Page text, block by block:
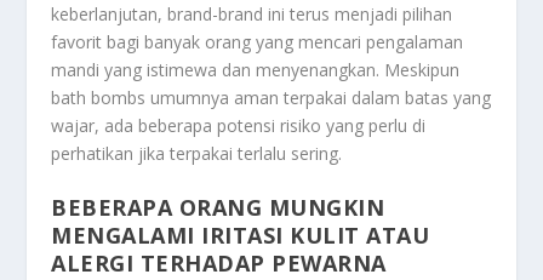
keberlanjutan, brand-brand ini terus menjadi pilihan
favorit bagi banyak orang yang mencari pengalaman
mandi yang istimewa dan menyenangkan. Meskipun
bath bombs umumnya aman terpakai dalam batas yang
wajar, ada beberapa potensi risiko yang perlu di
perhatikan jika terpakai terlalu sering.
BEBERAPA ORANG MUNGKIN
MENGALAMI IRITASI KULIT ATAU
ALERGI TERHADAP PEWARNA